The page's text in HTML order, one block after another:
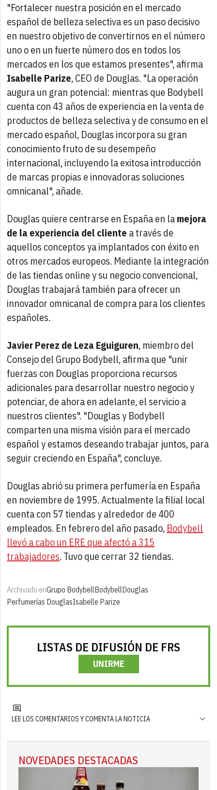
"Fortalecer nuestra posición en el mercado
español de belleza selectiva es un paso decisivo
en nuestro objetivo de convertirnos en el número
uno o en un fuerte número dos en todos los
mercados en los que estamos presentes", afirma
Isabelle Parize, CEO de Douglas. "La operación
augura un gran potencial: mientras que Bodybell
cuenta con 43 años de experiencia en la venta de
productos de belleza selectiva y de consumo en el
mercado español, Douglas incorpora su gran
conocimiento fruto de su desempeño
internacional, incluyendo la exitosa introducción
de marcas propias e innovadoras soluciones
omnicanal", añade.
Douglas quiere centrarse en España en lamejora
de la experiencia del cliente a través de
aquellos conceptos ya implantados con éxito en
otros mercados europeos. Mediante la integración
de las tiendas online y su negocio convencional,
Douglas trabajará también para ofrecer un
innovador omnicanal de compra para los clientes
españoles.
Javier Perez de Leza Eguiguren, miembro del
Consejo del Grupo Bodybell, afirma que "unir
fuerzas con Douglas proporciona recursos
adicionales para desarrollar nuestro negocio y
potenciar, de ahora en adelante, el servicio a
nuestros clientes". "Douglas y Bodybell
comparten una misma visión para el mercado
español y estamos deseando trabajar juntos, para
seguir creciendo en España", concluye.
Douglas abrió su primera perfumería en España
en noviembre de 1995. Actualmente la filial local
cuenta con 57 tiendas y alrededor de 400
empleados. En febrero del año pasado, Bodybell
llevó a cabo un ERE que afectó a 315
trabajadores. Tuvo que cerrar 32 tiendas.
Archivado enGrupo BodybellBodybellDouglas
Perfumerías DouglasIsabelle Parize
LISTAS DE DIFUSIÓN DE FRS
UNIRME
LEE LOS COMENTARIOS Y COMENTA LA NOTICIA
NOVEDADES DESTACADAS